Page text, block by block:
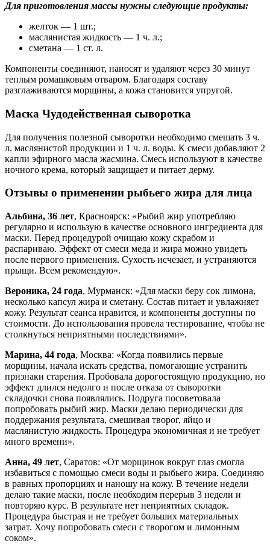
Для приготовления массы нужны следующие продукты:
желток — 1 шт.;
маслянистая жидкость — 1 ч. л.;
сметана — 1 ст. л.
Компоненты соединяют, наносят и удаляют через 30 минут
теплым ромашковым отваром. Благодаря составу
разглаживаются морщины, а кожа становится упругой.
Маска Чудодейственная сыворотка
Для получения полезной сыворотки необходимо смешать 3 ч.
л. маслянистой продукции и 1 ч. л. воды. К смеси добавляют 2
капли эфирного масла жасмина. Смесь используют в качестве
ночного крема, который защищает и питает дерму.
Отзывы о применении рыбьего жира для лица
Альбина, 36 лет, Красноярск: «Рыбий жир употребляю
регулярно и использую в качестве основного ингредиента для
маски. Перед процедурой очищаю кожу скрабом и
распариваю. Эффект от смеси меда и жира можно увидеть
после первого применения. Сухость исчезает, и устраняются
прыщи. Всем рекомендую».
Вероника, 24 года, Мурманск: «Для маски беру сок лимона,
несколько капсул жира и сметану. Состав питает и увлажняет
кожу. Результат сеанса нравится, и компоненты доступны по
стоимости. До использования провела тестирование, чтобы не
столкнуться неприятными последствиями».
Марина, 44 года, Москва: «Когда появились первые
морщины, начала искать средства, помогающие устранить
признаки старения. Пробовала дорогостоящую продукцию, но
эффект длился недолго и после отказа от сыворотки
складочки снова появлялись. Подруга посоветовала
попробовать рыбий жир. Маски делаю периодически для
поддержания результата, смешивая творог, яйцо и
маслянистую жидкость. Процедура экономичная и не требует
много времени».
Анна, 49 лет, Саратов: «От морщинок вокруг глаз смогла
избавиться с помощью смеси воды и рыбьего жира. Соединяю
в равных пропорциях и наношу на кожу. В течение недели
делаю такие маски, после необходим перерыв 3 недели и
повторяю курс. В результате нет неприятных складок.
Процедура быстрая и не требует больших материальных
затрат. Хочу попробовать смеси с творогом и лимонным
соком».